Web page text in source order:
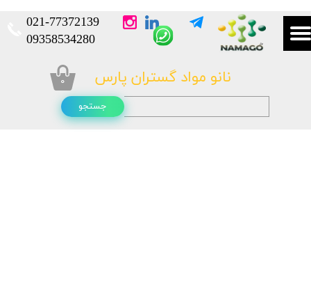
نانو مواد گستران پارس
021-77372139​​​​​​​
​​​​​​​09358534280
جستجو
۰